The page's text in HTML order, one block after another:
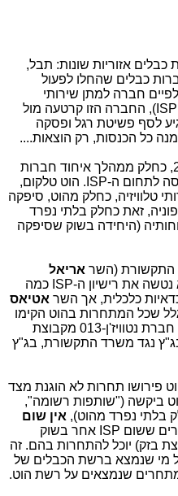
(שהורכבה מ- 3 חברות כבלים אזוריות שונות: תבל,
וערוצי זהב, שנשארו מ- 6 חברות כבלים שהחלו לפעול
חברה למתן שירותי
ISP ), החברה הזו קרטעה מול
לסף פשיטת רגל ופסקה
כל הכנסות, רק הוצאות....
חברת "הוט טלקום" שקמה ב-2003, כחלק ממהלך איחוד חברות
לתחום ה-ISP . הוט טלקום,
טלוויזיה, כחלק מהוט, סיפקה
זאת כחלק בלתי נפרד
(היחידה בשוק שסיפקה
אריאל
נטשה את רישיון ה-ISP כמה
אטיאס
שכל המתחרות בהוט הקימו
קול זעקה. הזועקת הכי חזקה הייתה חברת נטוויז'ן-013 מקבוצת
נגד משרד התקשורת, בג"ץ
פירושו תחרות לא הוגנת מצד
ביקשה ("שותפות רשומה",
בלתי נפרד מהוט), אין שום
ששום ISP אחר בשוק
בזק) יוכל להתחרות בהם. זה
כל מי שנמצא ברשת הכבלים של
שנמצאים על רשת הוט.